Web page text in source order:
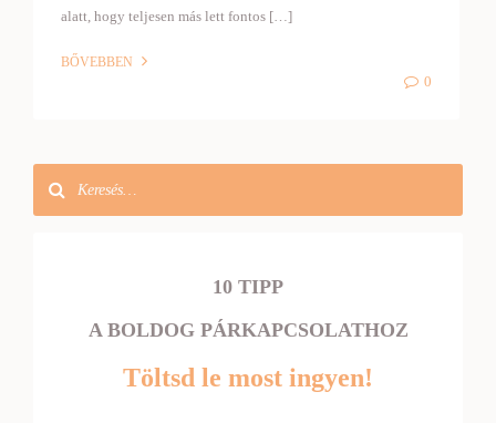
alatt, hogy teljesen más lett fontos […]
BŐVEBBEN
0
10 TIPP
A BOLDOG PÁRKAPCSOLATHOZ
Töltsd le most ingyen!